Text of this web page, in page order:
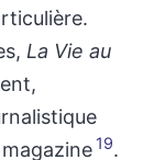
La Vie au
19.